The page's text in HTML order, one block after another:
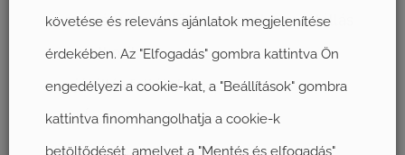
azon áru megjelölését, amelyre a jótállás
vonatkozik és
a jótállás feltételeit,
az Áru vételárát.
követése és releváns ajánlatok megjelenítése
érdekében. Az "Elfogadás" gombra kattintva Ön
engedélyezi a cookie-kat, a "Beállítások" gombra
kattintva finomhangolhatja a cookie-k
betöltődését, amelyet a "Mentés és elfogadás"